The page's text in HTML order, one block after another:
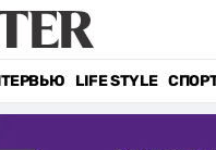
LIFE STYLE